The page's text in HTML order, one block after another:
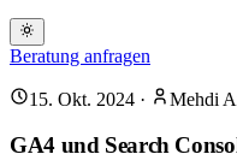
Beratung anfragen
15. Okt. 2024 · Mehdi
GA4 und Search